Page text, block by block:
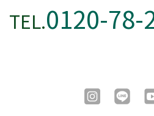
TEL.0120-78-